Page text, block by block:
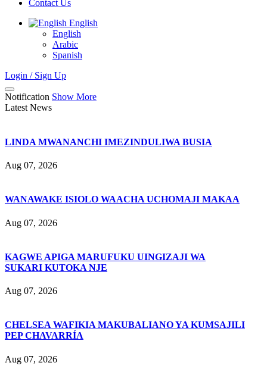
Contact Us
English
English
Arabic
Spanish
Login / Sign Up
Notification Show More
Latest News
LINDA MWANANCHI IMEZINDULIWA BUSIA
Aug 07, 2026
WANAWAKE ISIOLO WAACHA UCHOMAJI MAKAA
Aug 07, 2026
KAGWE APIGA MARUFUKU UINGIZAJI WA
SUKARI KUTOKA NJE
Aug 07, 2026
CHELSEA WAFIKIA MAKUBALIANO YA KUMSAJILI
PEP CHAVARRÍA
Aug 07, 2026